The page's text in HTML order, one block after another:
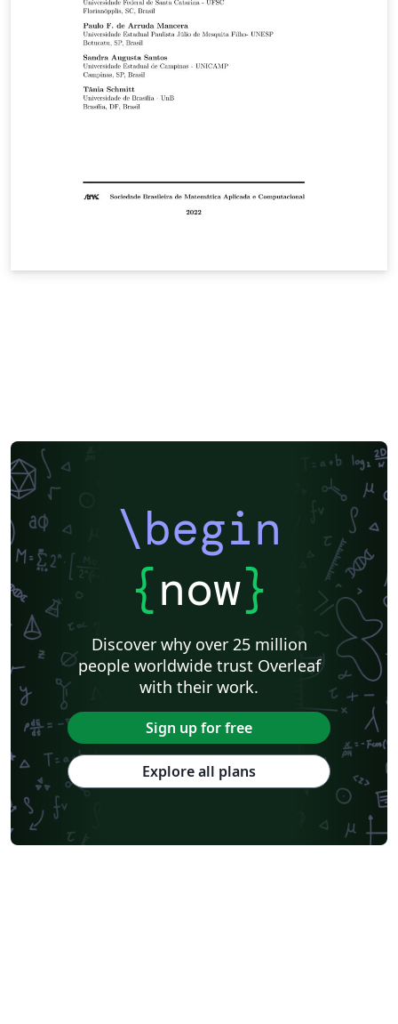
\begin
{now}
Discover why over 25 million
people worldwide trust Overleaf
with their work.
Sign up for free
Explore all plans